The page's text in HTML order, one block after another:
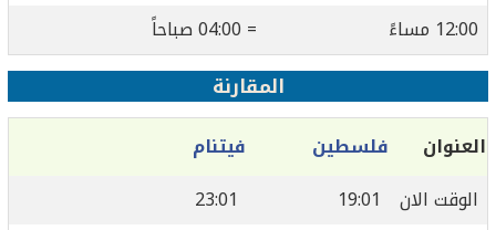
12:00 مساءً
= 04:00 صباحاً
المقارنة
العنوان فلسطين
فيتنام
الوقت الان
19:01
23:01